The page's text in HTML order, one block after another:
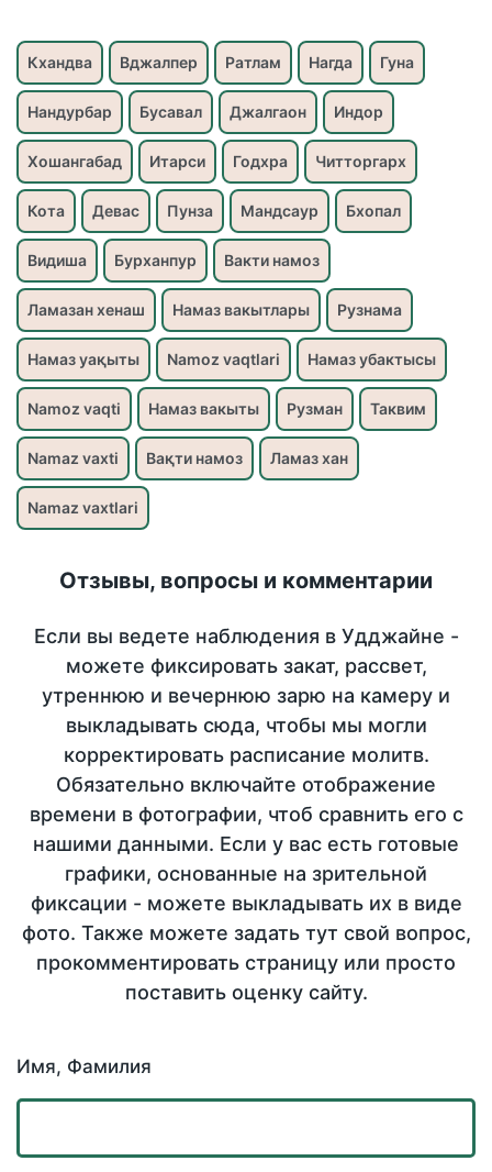
Кхандва Вджалпер Ратлам Нагда Гуна
Нандурбар Бусавал Джалгаон Индор
Хошангабад Итарси Годхра Читторгарх
Кота Девас Пунза Мандсаур Бхопал
Видиша Бурханпур Вакти намоз
Ламазан хенаш Намаз вакытлары Рузнама
Намаз уақыты Namoz vaqtlari Намаз убактысы
Namoz vaqti Намаз вакыты Рузман Таквим
Namaz vaxti Вақти намоз Ламаз хан
Namaz vaxtlari
Отзывы, вопросы и комментарии
Если вы ведете наблюдения в Удджайне -
можете фиксировать закат, рассвет,
утреннюю и вечернюю зарю на камеру и
выкладывать сюда, чтобы мы могли
корректировать расписание молитв.
Обязательно включайте отображение
времени в фотографии, чтоб сравнить его с
нашими данными. Если у вас есть готовые
графики, основанные на зрительной
фиксации - можете выкладывать их в виде
фото. Также можете задать тут свой вопрос,
прокомментировать страницу или просто
поставить оценку сайту.
Имя, Фамилия